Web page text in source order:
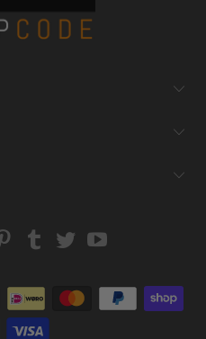
Strapcode
Pinterest
Strapcode
Tumblr
Strapcode
TwitterYouTube